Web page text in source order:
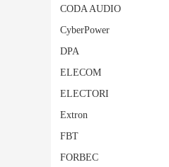
CODA AUDIO
CyberPower
DPA
ELECOM
ELECTORI
Extron
FBT
FORBEC